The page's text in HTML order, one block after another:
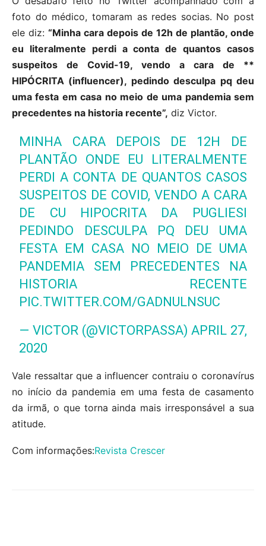
foto do médico, tomaram as redes socias. No post
ele diz: “Minha cara depois de 12h de plantão, onde
eu literalmente perdi a conta de quantos casos
suspeitos de Covid-19, vendo a cara de **
HIPÓCRITA (influencer), pedindo desculpa pq deu
uma festa em casa no meio de uma pandemia sem
precedentes na historia recente”, diz Victor.
MINHA CARA DEPOIS DE 12H DE
PLANTÃO ONDE EU LITERALMENTE
PERDI A CONTA DE QUANTOS CASOS
SUSPEITOS DE COVID, VENDO A CARA
DE CU HIPOCRITA DA PUGLIESI
PEDINDO DESCULPA PQ DEU UMA
FESTA EM CASA NO MEIO DE UMA
PANDEMIA SEM PRECEDENTES NA
HISTORIA RECENTE
PIC.TWITTER.COM/GADNULNSUC
— VICTOR (@VICTORPASSA)APRIL 27,
2020
Vale ressaltar que a influencer contraiu o coronavírus
no início da pandemia em uma festa de casamento
da irmã, o que torna ainda mais irresponsável a sua
atitude.
Com informações:Revista Crescer